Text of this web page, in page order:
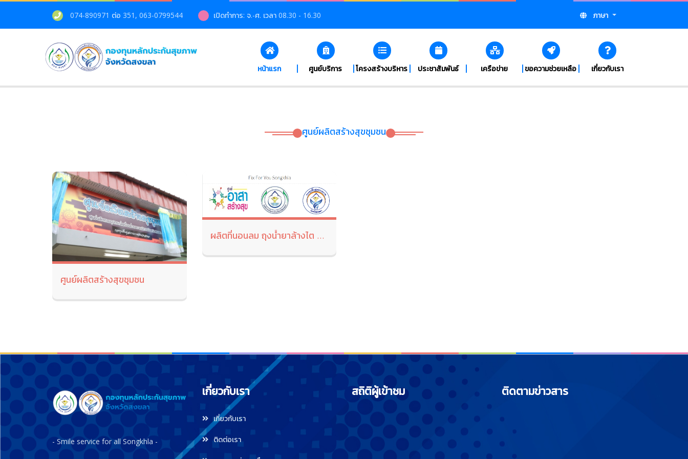
074-890971 ต่อ 351, 063-0799544 เปิดทำการ: จ.-ศ. เวลา 08.30 - 16.30 ภาษา
หน้าแรก ศูนย์บริการ โครงสร้างบริหาร ประชาสัมพันธ์ เครือข่าย ขอความช่วยเหลือ เกี่ยวกับเรา
ศูนย์ผลิตสร้างสุขชุมชน
ศูนย์ผลิตสร้างสุขชุมชน
ผลิตที่นอนลม ถุงน้ำยาล้างไต Fix For You Songkhla
- Smile service for all Songkhla -
เกี่ยวกับเรา
เกี่ยวกับเรา
ติดต่อเรา
สถิติผู้เข้าชม ติดตามข่าวสาร